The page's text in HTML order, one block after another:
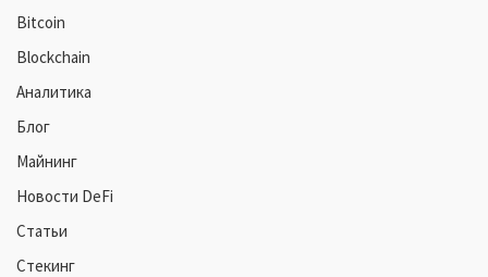
Bitcoin
Blockchain
Аналитика
Блог
Майнинг
Новости DeFi
Статьи
Стекинг